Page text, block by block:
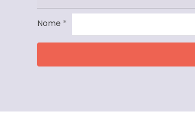
Nome *